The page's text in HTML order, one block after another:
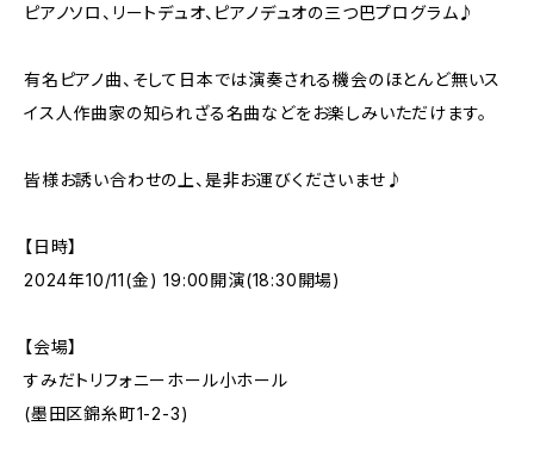
ピアノソロ、リートデュオ、ピアノデュオの三つ巴プログラム♪
有名ピアノ曲、そして日本では演奏される機会のほとんど無いス
イス人作曲家の知られざる名曲などをお楽しみいただけます。
皆様お誘い合わせの上、是非お運びくださいませ♪
【日時】
2024年10/11(金) 19:00開演(18:30開場)
【会場】
すみだトリフォニーホール小ホール
(墨田区錦糸町1-2-3)